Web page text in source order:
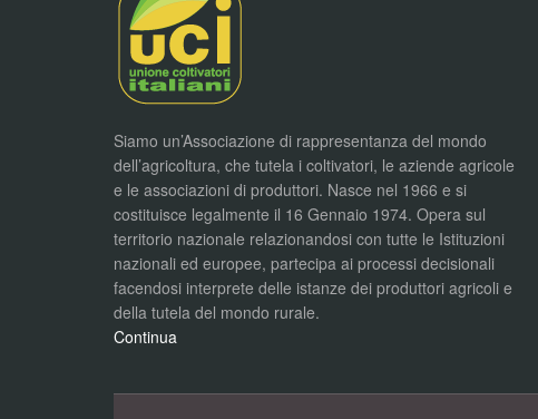
Siamo un’Associazione di rappresentanza del mondo
dell’agricoltura, che tutela i coltivatori, le aziende agricole
e le associazioni di produttori. Nasce nel 1966 e si
costituisce legalmente il 16 Gennaio 1974. Opera sul
territorio nazionale relazionandosi con tutte le Istituzioni
nazionali ed europee, partecipa ai processi decisionali
facendosi interprete delle istanze dei produttori agricoli e
della tutela del mondo rurale.
Continua